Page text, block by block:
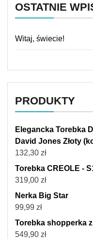
OSTATNIE
Witaj, świecie!
PRODUKTY
Elegancka Torebka
David Jones Złoty
132,30 zł
Torebka CREOLE -
319,00 zł
Nerka Big Star
99,99 zł
Torebka shopperka
549,90 zł